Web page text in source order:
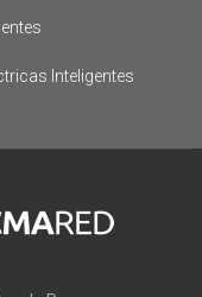
Inteligentes